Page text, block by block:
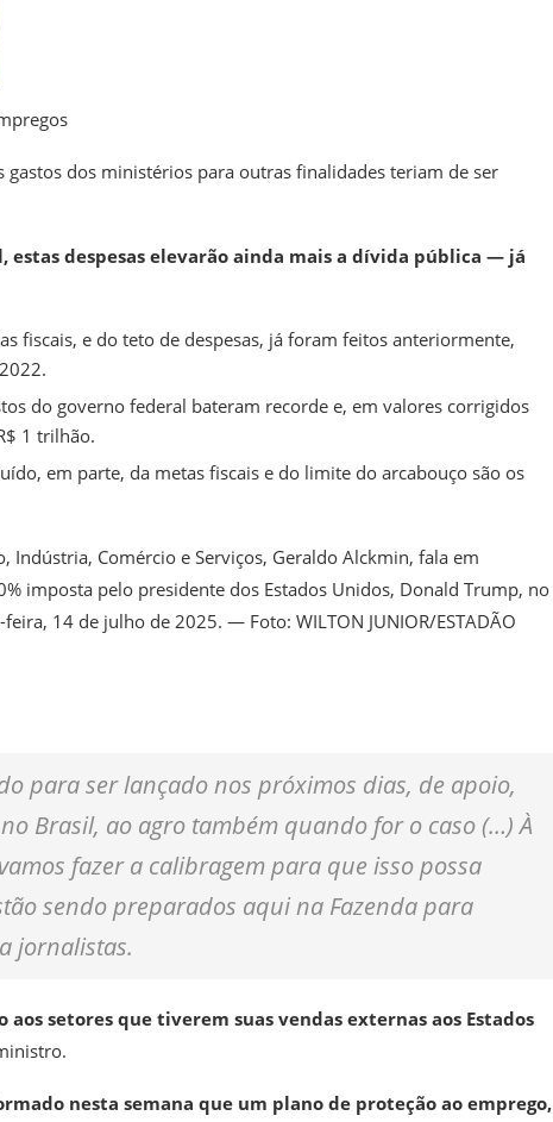
dos ministérios para outras finalidades teriam de ser
despesas elevarão ainda mais a dívida pública — já
fiscais, e do teto de despesas, já foram feitos anteriormente,
do governo federal bateram recorde e, em valores corrigidos
1 trilhão.
em parte, da metas fiscais e do limite do arcabouço são os
Comércio e Serviços, Geraldo Alckmin, fala em
imposta pelo presidente dos Estados Unidos, Donald Trump, no
14 de julho de 2025. — Foto: WILTON JUNIOR/ESTADÃO
para ser lançado nos próximos dias, de apoio,
Brasil, ao agro também quando for o caso (…) À
fazer a calibragem para que isso possa
sendo preparados aqui na Fazenda para
jornalistas.
setores que tiverem suas vendas externas aos Estados
nesta semana que um plano de proteção ao emprego,